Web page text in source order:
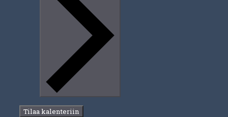
Tilaa kalenteriin